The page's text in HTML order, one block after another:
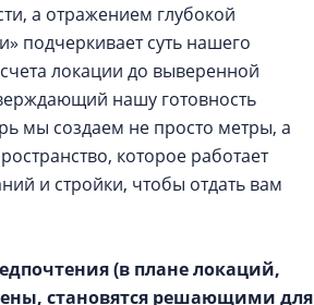
а отражением глубокой
подчеркивает суть нашего
локации до выверенной
нашу готовность
мы создаем не просто метры, а
которое работает
и стройки, чтобы отдать вам
(в плане локаций,
становятся решающими для